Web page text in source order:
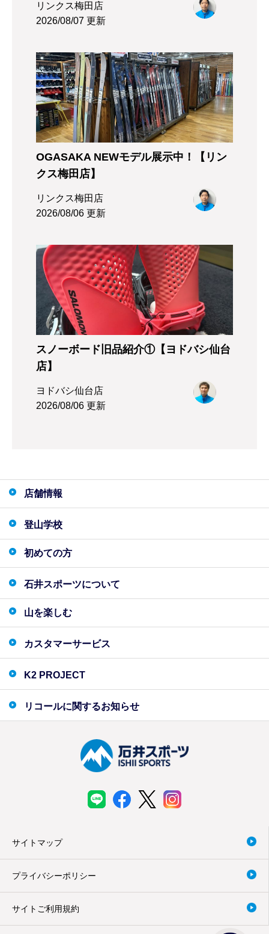
リンクス梅田店
2026/08/07 更新
OGASAKA NEWモデル展示中！【リン
クス梅田店】
リンクス梅田店
2026/08/06 更新
スノーボード旧品紹介①【ヨドバシ仙台
店】
ヨドバシ仙台店
2026/08/06 更新
店舗情報
登山学校
初めての方
石井スポーツについて
山を楽しむ
カスタマーサービス
K2 PROJECT
リコールに関するお知らせ
サイトマップ
プライバシーポリシー
サイトご利用規約